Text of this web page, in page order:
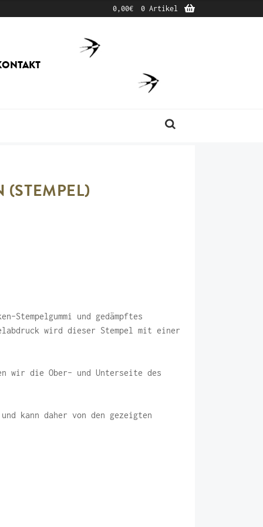
0,00€ 0 Artikel
(STEMPEL)
Stempelgummi und gedämpftes
wird dieser Stempel mit einer
wir die Ober- und Unterseite des
kann daher von den gezeigten